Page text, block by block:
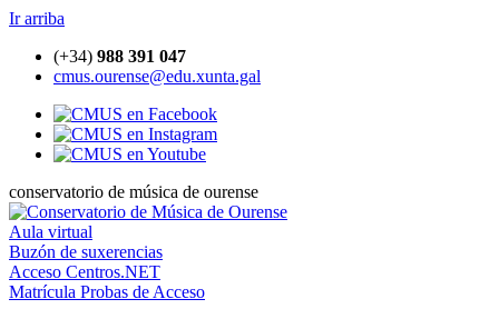
Ir arriba
(+34) 988 391 047
cmus.ourense@edu.xunta.gal
conservatorio de música de ourense
Aula virtual
Buzón de suxerencias
Acceso Centros.NET
Matrícula Probas de Acceso